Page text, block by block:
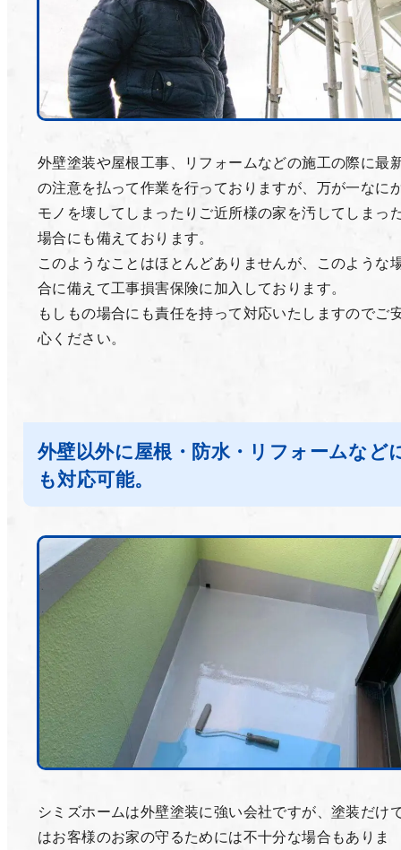
外壁塗装や屋根工事、リフォームなどの施工の際に最
の注意を払って作業を行っておりますが、万が一なに
モノを壊してしまったりご近所様の家を汚してしまっ
場合にも備えております。
このようなことはほとんどありませんが、このような
合に備えて工事損害保険に加入しております。
もしもの場合にも責任を持って対応いたしますのでご
心ください。
外壁以外に屋根・防水・リフォームなど
も対応可能。
シミズホームは外壁塗装に強い会社ですが、塗装だけ
はお客様のお家の守るためには不十分な場合もありま